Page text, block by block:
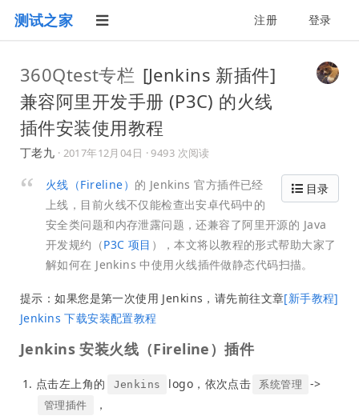
测试之家 注册 登录
360Qtest专栏 [Jenkins 新插件]
兼容阿里开发手册 (P3C) 的火线
插件安装使用教程
丁老九 · 2017年12月04日 · 9493 次阅读
目录
火线（Fireline） 的 Jenkins 官方插件已经
上线，目前火线不仅能检查出安卓代码中的
安全类问题和内存泄露问题，还兼容了阿里开源的 Java
开发规约（P3C 项目 ），本文将以教程的形式帮助大家了
解如何在 Jenkins 中使用火线插件做静态代码扫描。
提示：如果您是第一次使用 Jenkins，请先前往文章[新手教程]
Jenkins 下载安装配置教程
Jenkins 安装火线（Fireline）插件
点击左上角的 Jenkins logo，依次点击 系统管理 ->
管理插件
，